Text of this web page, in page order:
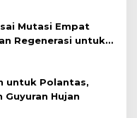
Mutasi Empat
Regenerasi untuk
untuk Polantas,
Hujan